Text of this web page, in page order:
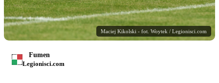
Maciej Kikolski - fot. Woytek / Legionisci.com
Fumen
Legionisci.com